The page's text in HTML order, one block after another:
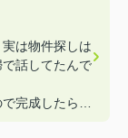
は物件探しは
で話してたんで
完成したら遊